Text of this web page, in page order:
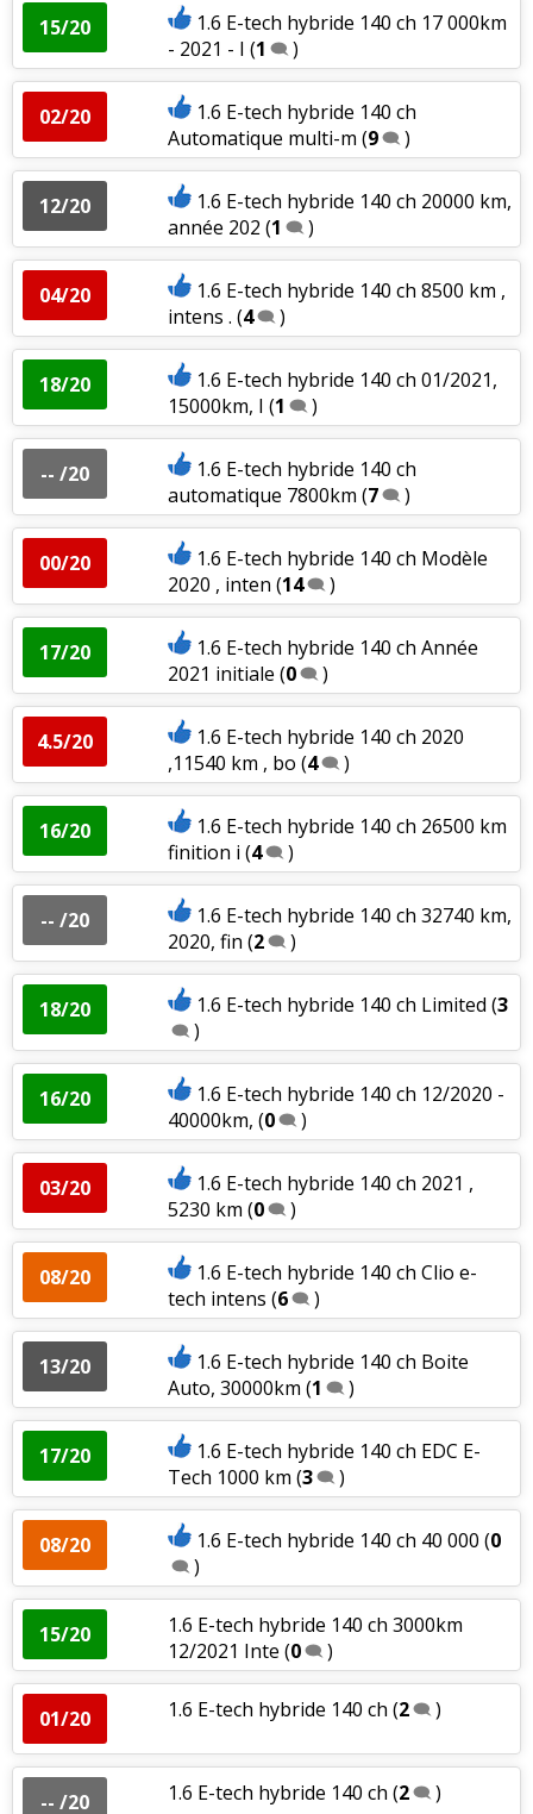
15/20
1.6 E-tech hybride 140 ch 17 000km
- 2021 - I (1 )
02/20
1.6 E-tech hybride 140 ch
Automatique multi-m (9 )
12/20
1.6 E-tech hybride 140 ch 20000 km,
année 202 (1 )
04/20
1.6 E-tech hybride 140 ch 8500 km ,
intens . (4 )
18/20
1.6 E-tech hybride 140 ch 01/2021,
15000km, I (1 )
-- /20
1.6 E-tech hybride 140 ch
automatique 7800km (7 )
00/20
1.6 E-tech hybride 140 ch Modèle
2020 , inten (14 )
17/20
1.6 E-tech hybride 140 ch Année
2021 initiale (0 )
4.5/20
1.6 E-tech hybride 140 ch 2020
,11540 km , bo (4 )
16/20
1.6 E-tech hybride 140 ch 26500 km
finition i (4 )
-- /20
1.6 E-tech hybride 140 ch 32740 km,
2020, fin (2 )
18/20 1.6 E-tech hybride 140 ch Limited (3
)
16/20
1.6 E-tech hybride 140 ch 12/2020 -
40000km, (0 )
03/20
1.6 E-tech hybride 140 ch 2021 ,
5230 km (0 )
08/20
1.6 E-tech hybride 140 ch Clio e-
tech intens (6 )
13/20
1.6 E-tech hybride 140 ch Boite
Auto, 30000km (1 )
17/20
1.6 E-tech hybride 140 ch EDC E-
Tech 1000 km (3 )
08/20 1.6 E-tech hybride 140 ch 40 000 (0
)
15/20
1.6 E-tech hybride 140 ch 3000km
12/2021 Inte (0 )
01/20 1.6 E-tech hybride 140 ch (2 )
-- /20 1.6 E-tech hybride 140 ch (2 )